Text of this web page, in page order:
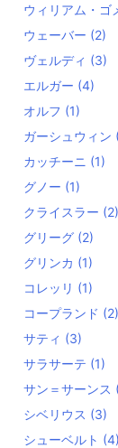
ウィリアム・ゴ
ウェーバー (2)
ヴェルディ (3)
エルガー (4)
オルフ (1)
ガーシュウィン
カッチーニ (1)
グノー (1)
クライスラー (2)
グリーグ (2)
グリンカ (1)
コレッリ (1)
コープランド (2)
サティ (3)
サラサーテ (1)
サン＝サーンス
シベリウス (3)
シューベルト (4)